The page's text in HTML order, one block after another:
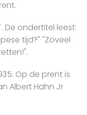
De ondertitel leest:
tijd?" "Zoveel
Op de prent is
Albert Hahn Jr